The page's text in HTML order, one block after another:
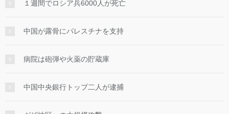
１週間でロシア兵6000人が死亡
中国が露骨にパレスチナを支持
病院は砲弾や火薬の貯蔵庫
中国中央銀行トップ二人が逮捕